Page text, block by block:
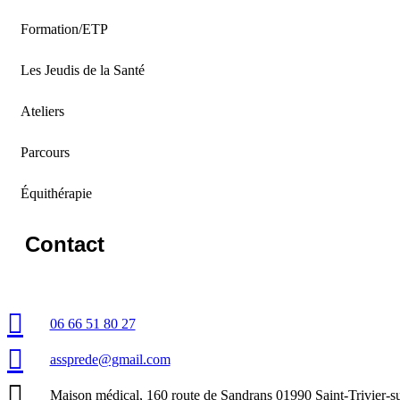
Formation/ETP
Les Jeudis de la Santé
Ateliers
Parcours
Équithérapie
Contact
06 66 51 80 27
assprede@gmail.com
Maison médical, 160 route de Sandrans 01990 Saint-Trivier-